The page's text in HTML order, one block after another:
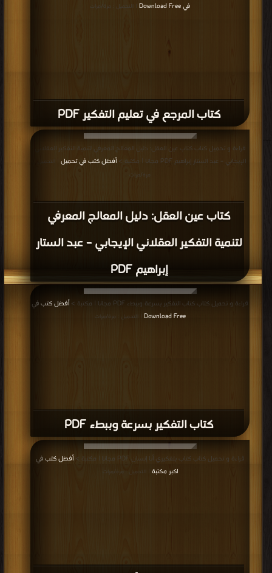
كتاب المرجع في تعليم التفكير PDF
في Download Free
| التحميل : مرة/مرات
كتاب عين العقل: دليل المعالج المعرفي
لتنمية التفكير العقلاني الإيجابي – عبد الستار
إبراهيم PDF
قراءة و تحميل كتاب كتاب عين العقل: دليل المعالج المعرفي لتنمية التفكير العقلاني
الإيجابي – عبد الستار إبراهيم PDF مجانا | مكتبة >
أفضل كتب في تحميل
| التحميل :
مرة/مرات
كتاب التفكير بسرعة وببطء PDF
قراءة و تحميل كتاب كتاب التفكير بسرعة وببطء PDF مجانا | مكتبة >
أفضل كتب في
Download Free
| التحميل : مرة/مرات
قراءة و تحميل كتاب كتاب بتفكيري أنا إنسان PDF مجانا | مكتبة >
أفضل كتب في
اكبر مكتبة
| التحميل : مرة/مرات